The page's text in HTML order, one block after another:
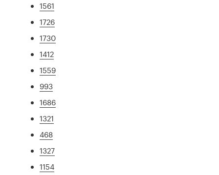
1561
1726
1730
1412
1559
993
1686
1321
468
1327
1154